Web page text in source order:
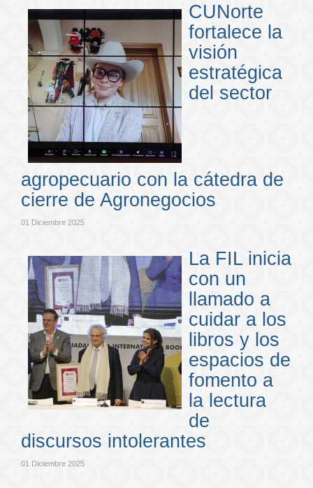
CUNorte
fortalece la
visión
estratégica
del sector
agropecuario con la cátedra de
cierre de Agronegocios
01 Diciembre 2025
La FIL inicia
con un
llamado a
cuidar a los
libros y los
espacios de
fomento a
la lectura
de
discursos intolerantes
01 Diciembre 2025